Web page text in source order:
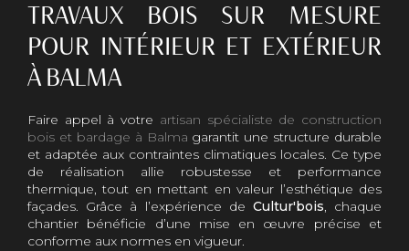
TRAVAUX BOIS SUR MESURE
POUR INTÉRIEUR ET EXTÉRIEUR
À BALMA
Faire appel à votre artisan spécialiste de construction
bois et bardage à Balma garantit une structure durable
et adaptée aux contraintes climatiques locales. Ce type
de réalisation allie robustesse et performance
thermique, tout en mettant en valeur l’esthétique des
façades. Grâce à l’expérience de Cultur'bois, chaque
chantier bénéficie d’une mise en œuvre précise et
conforme aux normes en vigueur.